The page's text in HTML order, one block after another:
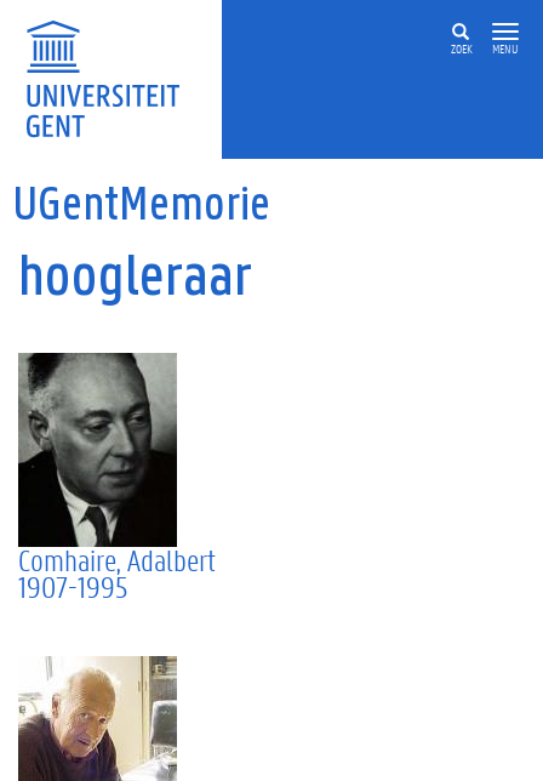
ZOEK MENU
UGentMemorie
hoogleraar
Comhaire, Adalbert
1907-1995